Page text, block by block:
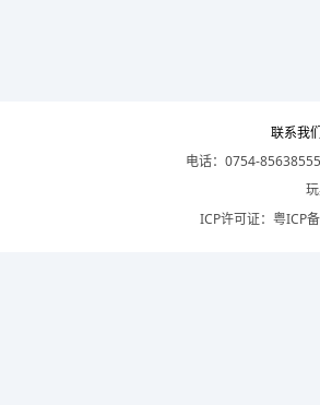
联系我
电话：0754-
ICP许可证： 粤ICP